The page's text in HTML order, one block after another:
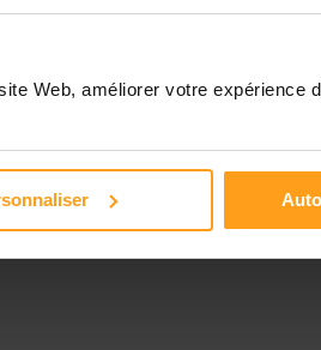
Web, améliorer votre expérience